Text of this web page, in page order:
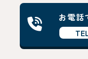
お電話